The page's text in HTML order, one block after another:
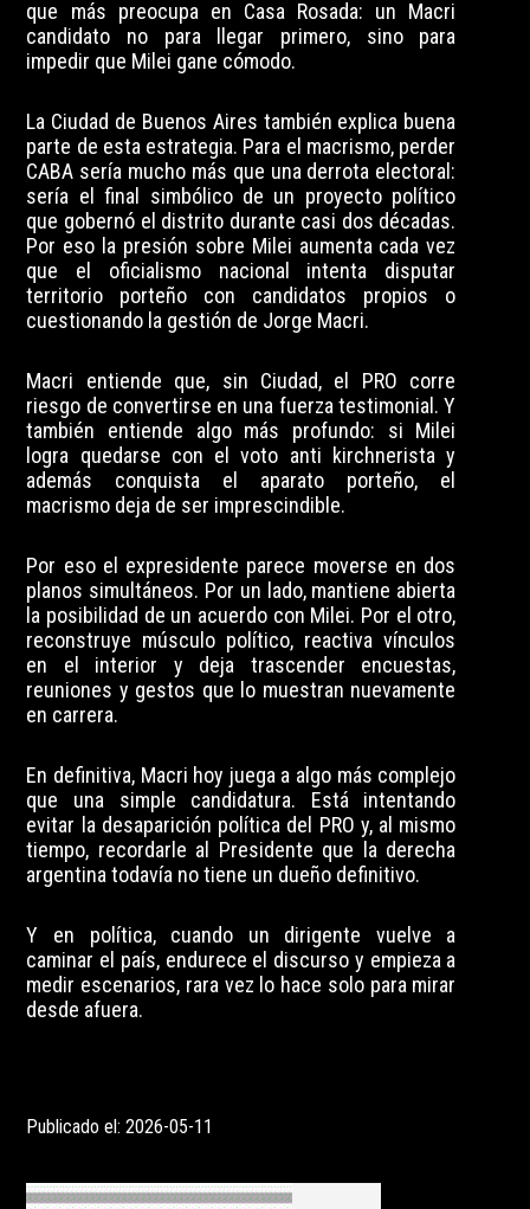
que más preocupa en Casa Rosada: un Macri
candidato no para llegar primero, sino para
impedir que Milei gane cómodo.
La Ciudad de Buenos Aires también explica buena
parte de esta estrategia. Para el macrismo, perder
CABA sería mucho más que una derrota electoral:
sería el final simbólico de un proyecto político
que gobernó el distrito durante casi dos décadas.
Por eso la presión sobre Milei aumenta cada vez
que el oficialismo nacional intenta disputar
territorio porteño con candidatos propios o
cuestionando la gestión de Jorge Macri.
Macri entiende que, sin Ciudad, el PRO corre
riesgo de convertirse en una fuerza testimonial. Y
también entiende algo más profundo: si Milei
logra quedarse con el voto anti kirchnerista y
además conquista el aparato porteño, el
macrismo deja de ser imprescindible.
Por eso el expresidente parece moverse en dos
planos simultáneos. Por un lado, mantiene abierta
la posibilidad de un acuerdo con Milei. Por el otro,
reconstruye músculo político, reactiva vínculos
en el interior y deja trascender encuestas,
reuniones y gestos que lo muestran nuevamente
en carrera.
En definitiva, Macri hoy juega a algo más complejo
que una simple candidatura. Está intentando
evitar la desaparición política del PRO y, al mismo
tiempo, recordarle al Presidente que la derecha
argentina todavía no tiene un dueño definitivo.
Y en política, cuando un dirigente vuelve a
caminar el país, endurece el discurso y empieza a
medir escenarios, rara vez lo hace solo para mirar
desde afuera.
Publicado el: 2026-05-11